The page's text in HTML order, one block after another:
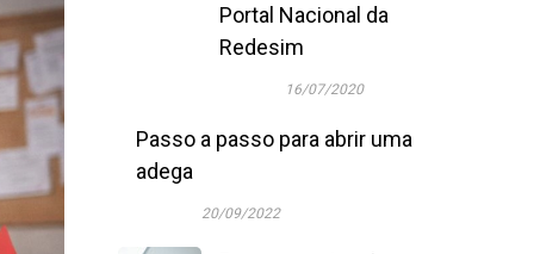
Portal Nacional da
Redesim
16/07/2020
Passo a passo para abrir uma
adega
20/09/2022